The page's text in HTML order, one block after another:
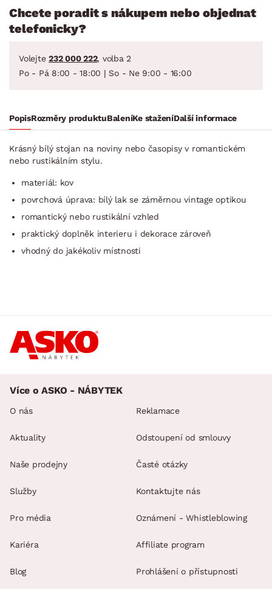
Chcete poradit s nákupem nebo objednat
telefonicky?
Volejte 232 000 222, volba 2
Po - Pá 8:00 - 18:00 | So - Ne 9:00 - 16:00
PopisRozměry produktuBaleníKe staženíDalší informace
Krásný bílý stojan na noviny nebo časopisy v romantickém
nebo rustikálním stylu.
materiál: kov
povrchová úprava: bílý lak se záměrnou vintage optikou
romantický nebo rustikální vzhled
praktický doplněk interieru i dekorace zároveň
vhodný do jakékoliv místnosti
Více o ASKO - NÁBYTEK
O nás
Aktuality
Naše prodejny
Služby
Pro média
Kariéra
Blog
Reklamace
Odstoupení od smlouvy
Časté otázky
Kontaktujte nás
Oznámení - Whistleblowing
Affiliate program
Prohlášení o přístupnosti